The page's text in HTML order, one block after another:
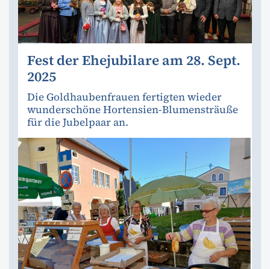
Fest der Ehejubilare am 28. Sept.
2025
Die Goldhaubenfrauen fertigten wieder
wunderschöne Hortensien-Blumensträuße
für die Jubelpaar an.